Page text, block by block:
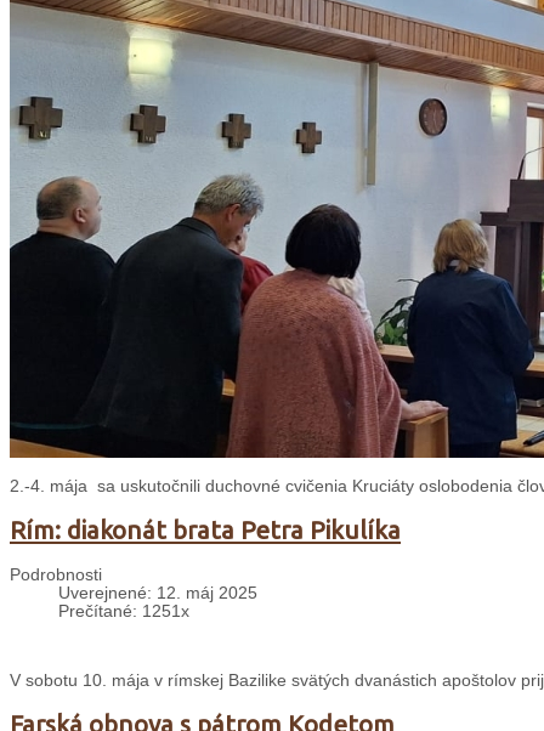
2.-4. mája sa uskutočnili duchovné cvičenia Kruciáty oslobodenia
Rím: diakonát brata Petra Pikulíka
Podrobnosti
Uverejnené: 12. máj 2025
Prečítané: 1251x
V sobotu 10. mája v rímskej Bazilike svätých dvanástich apoštolov
Farská obnova s pátrom Kodetom